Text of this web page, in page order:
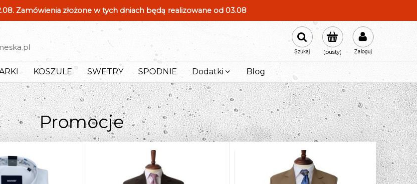
Zamówienia złożone w tych dniach będą realizowane od 03.08
(pusty) Zaloguj
Szukaj
KOSZULE SWETRY SPODNIE Dodatki Blog
Promocje